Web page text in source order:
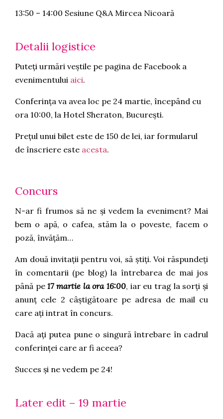
13:50 – 14:00 Sesiune Q&A Mircea Nicoară
Detalii logistice
Puteți urmări veștile pe pagina de Facebook a
evenimentului aici.
Conferința va avea loc pe 24 martie, începând cu
ora 10:00, la Hotel Sheraton, București.
Prețul unui bilet este de 150 de lei, iar formularul
de înscriere este acesta.
Concurs
N-ar fi frumos să ne și vedem la eveniment? Mai
bem o apă, o cafea, stăm la o poveste, facem o
poză, învățăm…
Am două invitații pentru voi, să știți. Voi răspundeți
în comentarii (pe blog) la întrebarea de mai jos
până pe17 martie la ora 16:00, iar eu trag la sorți și
anunț cele 2 câștigătoare pe adresa de mail cu
care ați intrat în concurs.
Dacă ați putea pune o singură întrebare în cadrul
conferinței care ar fi aceea?
Succes și ne vedem pe 24!
Later edit – 19 martie